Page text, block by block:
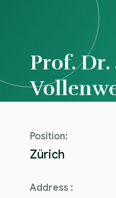
Prof. Dr.
Position:
Zürich
Address :